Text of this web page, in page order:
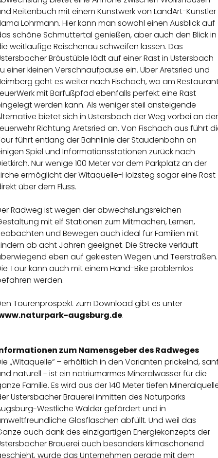
Reitenbuch mit einem Kunstwerk von LandArt-Künstler
Lohrmann. Hier kann man sowohl einen Ausblick auf
schöne Schmuttertal genießen, aber auch den Blick in
weitläufige Reischenau schweifen lassen. Das
Bräustüble lädt auf einer Rast in Ustersbach
einer kleinen Verschnaufpause ein. Über Aretsried und
geht es weiter nach Fischach, wo am
mit Barfußpfad ebenfalls perfekt eine Rast
werden kann. Als weniger steil ansteigende
bietet sich in Ustersbach der Weg vorbei an der
Richtung Aretsried an. Von Fischach aus führt
führt entlang der Bahnlinie der Staudenbahn an
Spiel und Informationsstationen zurück nach
Nur wenige 100 Meter vor dem Parkplatz an der
ermöglicht der Witaquelle-Holzsteg sogar eine Rast
über dem Fluss.
Radweg ist wegen der abwechslungsreichen
mit elf Stationen zum Mitmachen, Lernen,
und Bewegen auch ideal für Familien mit
ab acht Jahren geeignet. Die Strecke verläuft
eben auf gekiesten Wegen und Teerstraßen.
Tour kann auch mit einem Hand-Bike problemlos
werden.
Tourenprospekt zum Download gibt es unter
augsburg.de.
zum Namensgeber des Radweges
„Witaquelle“ – erhältlich in den Varianten prickelnd,
naturell - ist ein natriumarmes Mineralwasser für die
Familie. Es wird aus der 140 Meter tiefen
Ustersbacher Brauerei inmitten des Naturparks
Westliche Wälder gefördert und in
Glasflaschen abfüllt. Und weil das
auch dank des einzigartigen Energiekonzepts der
Brauerei auch besonders klimaschonend
wurde das Unternehmen gerade mit dem